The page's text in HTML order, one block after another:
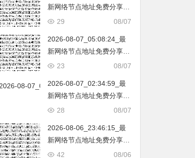
…
新网络节点地址免费分享…
不定期更新…开放免费分享
韩国|新加坡|台湾|马来西亚|
…
08/07
29
2026-08-07_05:08:24_最
新网络节点地址免费分享…
不定期更新…开放免费分享
韩国|新加坡|台湾|马来西亚|
…
08/07
23
2026-08-07_02:34:59_最
新网络节点地址免费分享…
不定期更新…开放免费分享
韩国|新加坡|台湾|马来西亚|
…
08/07
28
2026-08-06_23:46:15_最
新网络节点地址免费分享…
不定期更新…开放免费分享
08/06
42